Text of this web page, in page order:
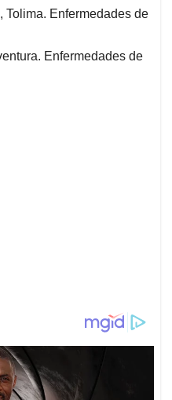
Tolima. Enfermedades de
Enfermedades de